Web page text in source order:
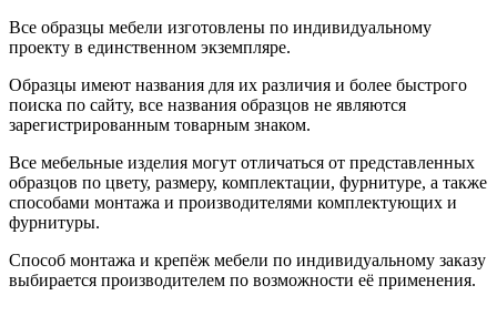
Все образцы мебели изготовлены по индивидуальному
проекту в единственном экземпляре.
Образцы имеют названия для их различия и более быстрого
поиска по сайту, все названия образцов не являются
зарегистрированным товарным знаком.
Все мебельные изделия могут отличаться от представленных
образцов по цвету, размеру, комплектации, фурнитуре, а также
способами монтажа и производителями комплектующих и
фурнитуры.
Способ монтажа и крепёж мебели по индивидуальному заказу
выбирается производителем по возможности её применения.